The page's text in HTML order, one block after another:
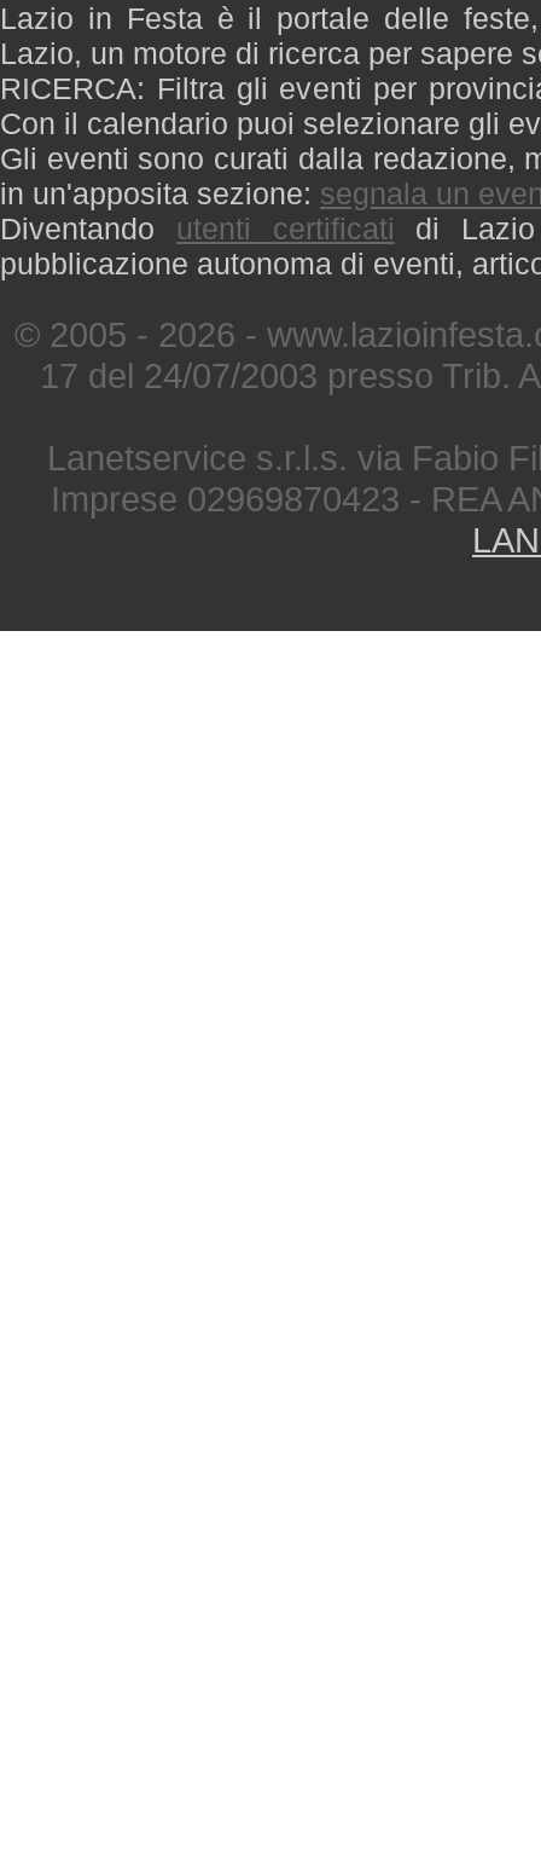
Lazio in Festa è il portale delle
Lazio, un motore di ricerca per sapere
RICERCA: Filtra gli eventi per
Con il calendario puoi selezionare gli
Gli eventi sono curati dalla redazione,
in un'apposita sezione: segnala un
Diventando utenti certificati di
pubblicazione autonoma di eventi,
© 2005 - 2026 -
17 del 24/07/2003 presso Trib.
Lanetservice s.r.l.s. via Fabio
Imprese 02969870423 - REA